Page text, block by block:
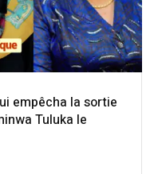
empêcha la sortie
Tuluka le